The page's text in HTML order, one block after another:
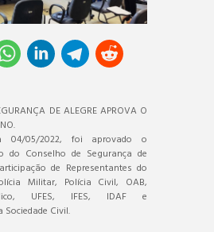
DE ALEGRE APROVA O
04/05/2022, foi aprovado o
do Conselho de Segurança de
de Representantes do
Militar, Polícia Civil, OAB,
UFES, IFES, IDAF e
Sociedade Civil.